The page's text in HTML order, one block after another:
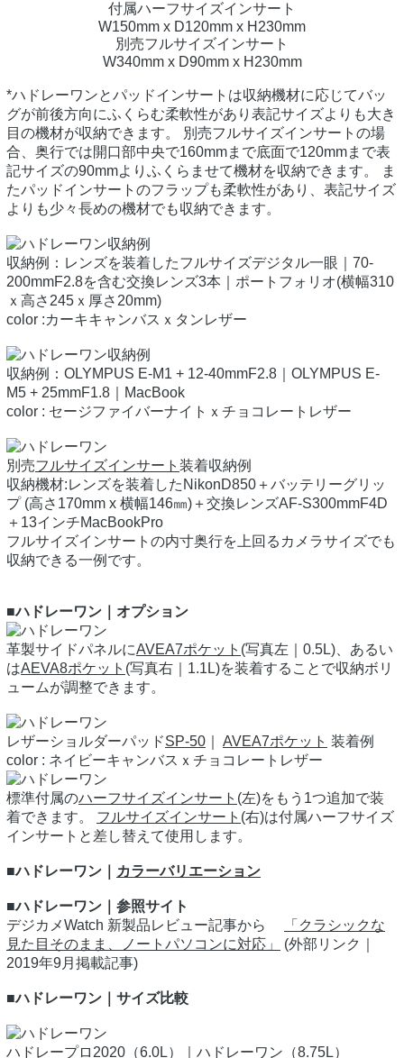
付属ハーフサイズインサート
W150mm x D120mm x H230mm
別売フルサイズインサート
W340mm x D90mm x H230mm
*ハドレーワンとパッドインサートは収納機材に応じてバッ
グが前後方向にふくらむ柔軟性があり表記サイズよりも大き
目の機材が収納できます。 別売フルサイズインサートの場
合、奥行では開口部中央で160mmまで底面で120mmまで表
記サイズの90mmよりふくらませて機材を収納できます。 ま
たパッドインサートのフラップも柔軟性があり、表記サイズ
よりも少々長めの機材でも収納できます。
収納例：レンズを装着したフルサイズデジタル一眼｜70-
200mmF2.8を含む交換レンズ3本｜ポートフォリオ(横幅310
ｘ高さ245ｘ厚さ20mm)
color :カーキキャンバスｘタンレザー
収納例：OLYMPUS E-M1 + 12-40mmF2.8｜OLYMPUS E-
M5 + 25mmF1.8｜MacBook
color : セージファイバーナイトｘチョコレートレザー
別売フルサイズインサート 装着収納例
収納機材:レンズを装着したNikonD850＋バッテリーグリッ
プ (高さ170mm x 横幅146㎜)＋交換レンズAF-S300mmF4D
＋13インチMacBookPro
フルサイズインサートの内寸奥行を上回るカメラサイズでも
収納できる一例です。
■ハドレーワン｜オプション
革製サイドパネルにAVEA7ポケット (写真左｜0.5L)、あるい
はAEVA8ポケット (写真右｜1.1L)を装着することで収納ボリ
ュームが調整できます。
レザーショルダーパッドSP-50 AVEA7ポケット 装着例
color : ネイビーキャンバスｘチョコレートレザー
標準付属のハーフサイズインサート (左)をもう1つ追加で装
着できます。 フルサイズインサート (右)は付属ハーフサイズ
インサートと差し替えて使用します。
■ハドレーワン｜ カラーバリエーション
■ハドレーワン｜参照サイト
デジカメWatch 新製品レビュー記事から
「クラシックな
見た目そのまま、ノートパソコンに対応」
(外部リンク｜
2019年9月掲載記事)
■ハドレーワン｜サイズ比較
ハドレープロ2020 （6.0L）｜ハドレーワン（8.75L）